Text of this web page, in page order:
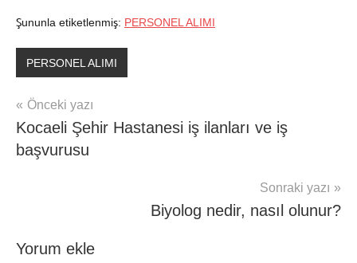
Şununla etiketlenmiş: PERSONEL ALIMI
PERSONEL ALIMI
Yazı
gezinmesi
Önceki yazı
Kocaeli Şehir Hastanesi iş ilanları ve iş
başvurusu
Sonraki yazı
Biyolog nedir, nasıl olunur?
Yorum ekle